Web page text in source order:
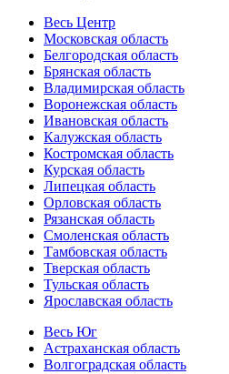
Весь Центр
Московская область
Белгородская область
Брянская область
Владимирская область
Воронежская область
Ивановская область
Калужская область
Костромская область
Курская область
Липецкая область
Орловская область
Рязанская область
Смоленская область
Тамбовская область
Тверская область
Тульская область
Ярославская область
Весь Юг
Астраханская область
Волгоградская область